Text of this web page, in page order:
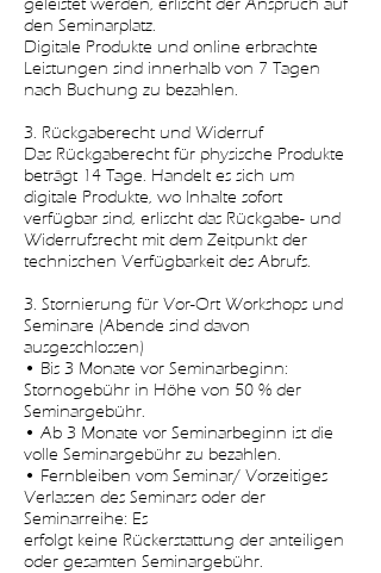
den Seminarplatz.
Digitale Produkte und online erbrachte
Leistungen sind innerhalb von 7 Tagen
nach Buchung zu bezahlen.
3. Rückgaberecht und Widerruf
Das Rückgaberecht für physische Produkte
beträgt 14 Tage. Handelt es sich um
digitale Produkte, wo Inhalte sofort
verfügbar sind, erlischt das Rückgabe- und
Widerrufsrecht mit dem Zeitpunkt der
technischen Verfügbarkeit des Abrufs.
3. Stornierung für Vor-Ort Workshops und
Seminare (Abende sind davon
ausgeschlossen)
• Bis 3 Monate vor Seminarbeginn:
Stornogebühr in Höhe von 50 % der
Seminargebühr.
• Ab 3 Monate vor Seminarbeginn ist die
volle Seminargebühr zu bezahlen.
• Fernbleiben vom Seminar/ Vorzeitiges
Verlassen des Seminars oder der
Seminarreihe: Es
erfolgt keine Rückerstattung der anteiligen
oder gesamten Seminargebühr.